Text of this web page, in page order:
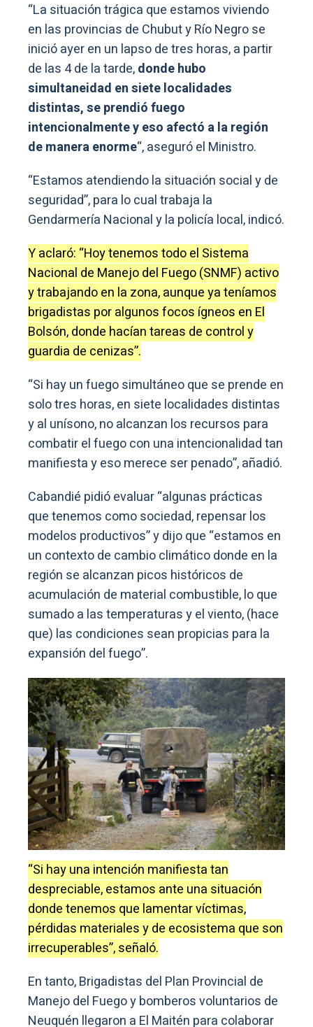
“La situación trágica que estamos viviendo
en las provincias de Chubut y Río Negro se
inició ayer en un lapso de tres horas, a partir
de las 4 de la tarde,donde hubo
simultaneidad en siete localidades
distintas, se prendió fuego
intencionalmente y eso afectó a la región
de manera enorme“, aseguró el Ministro.
“Estamos atendiendo la situación social y de
seguridad”, para lo cual trabaja la
Gendarmería Nacional y la policía local, indicó.
Y aclaró: “Hoy tenemos todo el Sistema
Nacional de Manejo del Fuego (SNMF) activo
y trabajando en la zona, aunque ya teníamos
brigadistas por algunos focos ígneos en El
Bolsón, donde hacían tareas de control y
guardia de cenizas”.
“Si hay un fuego simultáneo que se prende en
solo tres horas, en siete localidades distintas
y al unísono, no alcanzan los recursos para
combatir el fuego con una intencionalidad tan
manifiesta y eso merece ser penado”, añadió.
Cabandié pidió evaluar “algunas prácticas
que tenemos como sociedad, repensar los
modelos productivos” y dijo que “estamos en
un contexto de cambio climático donde en la
región se alcanzan picos históricos de
acumulación de material combustible, lo que
sumado a las temperaturas y el viento, (hace
que) las condiciones sean propicias para la
expansión del fuego”.
“Si hay una intención manifiesta tan
despreciable, estamos ante una situación
donde tenemos que lamentar víctimas,
pérdidas materiales y de ecosistema que son
irrecuperables”, señaló.
En tanto, Brigadistas del Plan Provincial de
Manejo del Fuego y bomberos voluntarios de
Neuquén llegaron a El Maitén para colaborar